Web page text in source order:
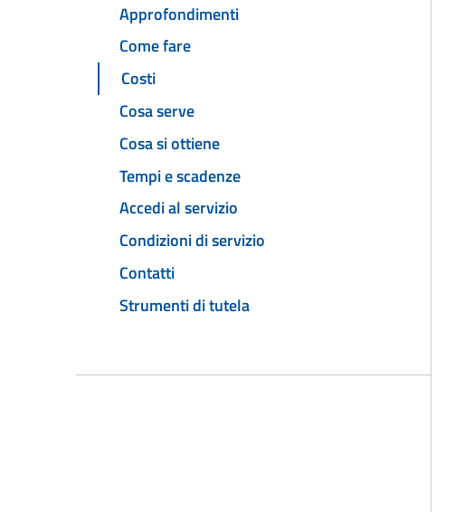
Approfondimenti
Come fare
Costi
Cosa serve
Cosa si ottiene
Tempi e scadenze
Accedi al servizio
Condizioni di servizio
Contatti
Strumenti di tutela